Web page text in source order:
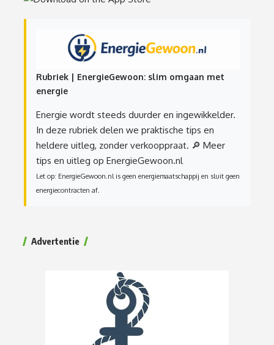
Rubriek | EnergieGewoon: slim omgaan met
energie
Energie wordt steeds duurder en ingewikkelder.
In deze rubriek delen we praktische tips en
heldere uitleg, zonder verkooppraat. 🔎 Meer
tips en uitleg op EnergieGewoon.nl
Let op: EnergieGewoon.nl is geen energiemaatschappij en sluit geen
energiecontracten af.
Advertentie